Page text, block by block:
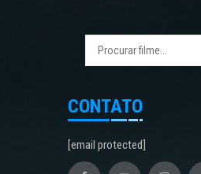
CONTATO
[email protected]